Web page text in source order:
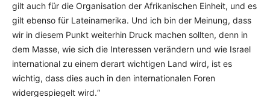
gilt auch für die Organisation der Afrikanischen Einheit, und es
gilt ebenso für Lateinamerika. Und ich bin der Meinung, dass
wir in diesem Punkt weiterhin Druck machen sollten, denn in
dem Masse, wie sich die Interessen verändern und wie Israel
international zu einem derart wichtigen Land wird, ist es
wichtig, dass dies auch in den internationalen Foren
widergespiegelt wird.“